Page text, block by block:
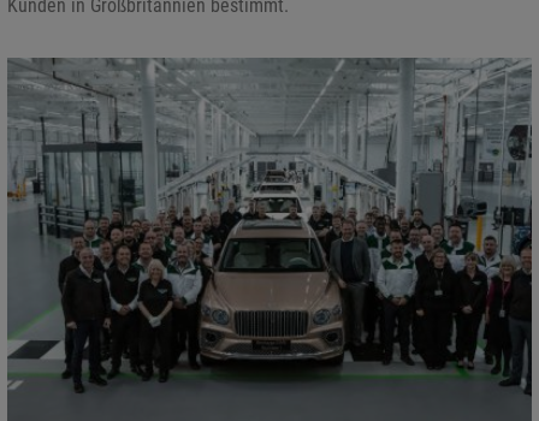
Kunden in Großbritannien bestimmt.